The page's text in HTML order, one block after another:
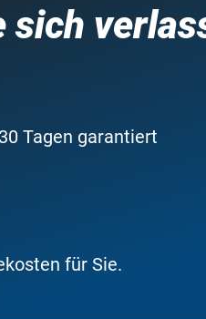
sich
Tagen garantiert
für Sie.